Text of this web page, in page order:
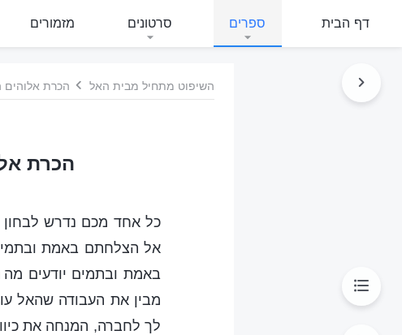
דף הבית ספרים סרטונים מזמורים
השיפוט מתחיל מבית האל הכרת אלוהים
הכרת
כל אחד מכם נדרש
אל הצלחתם באמת
באמת ובתמים יודעים
מבין את העבודה שהאל
לך לחברה, המנחה את